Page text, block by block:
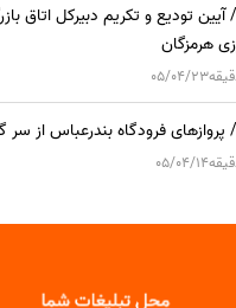
تودیع و تکریم دبیرکل اتاق
هرمزگان
05/04/23
فرودگاه بندرعباس از سر
05/04/14